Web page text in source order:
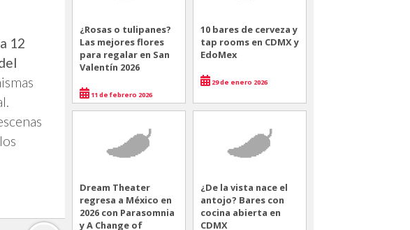
12
¿Rosas o tulipanes?
Las mejores flores
para regalar en San
Valentín 2026
11 de febrero 2026
10 bares de cerveza y
tap rooms en CDMX y
EdoMex
29 de enero 2026
Dream Theater
regresa a México en
2026 con Parasomnia
y A Change of
¿De la vista nace el
antojo? Bares con
cocina abierta en
CDMX